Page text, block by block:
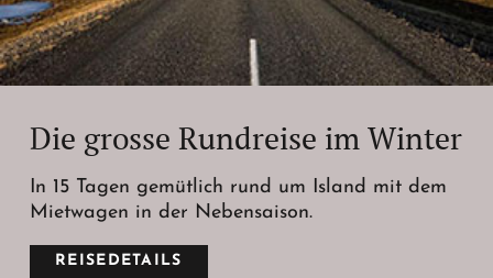
Die grosse Rundreise im Winter
In 15 Tagen gemütlich rund um Island mit dem
Mietwagen in der Nebensaison.
REISEDETAILS